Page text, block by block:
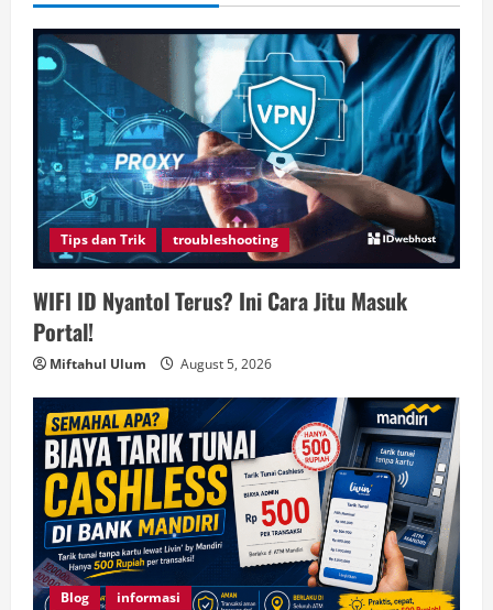
Tips dan Trik troubleshooting
WIFI ID Nyantol Terus? Ini Cara Jitu Masuk
Portal!
Miftahul Ulum August 5, 2026
Blog informasi